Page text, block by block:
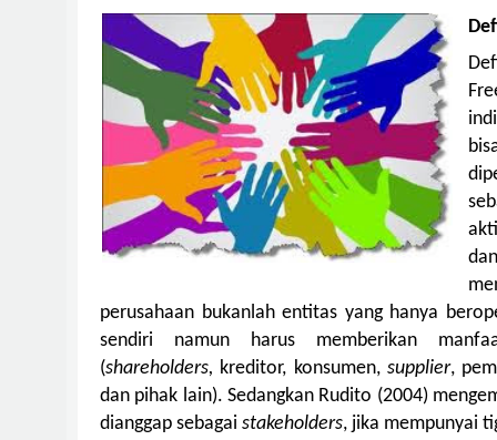
perusahaan bukanlah entitas yang hanya
sendiri namun harus memberikan
(shareholders, kreditor, konsumen,supplier,
dan pihak lain). Sedangkan Rudito (2004)
dianggap sebagai stakeholders, jika mempunyai